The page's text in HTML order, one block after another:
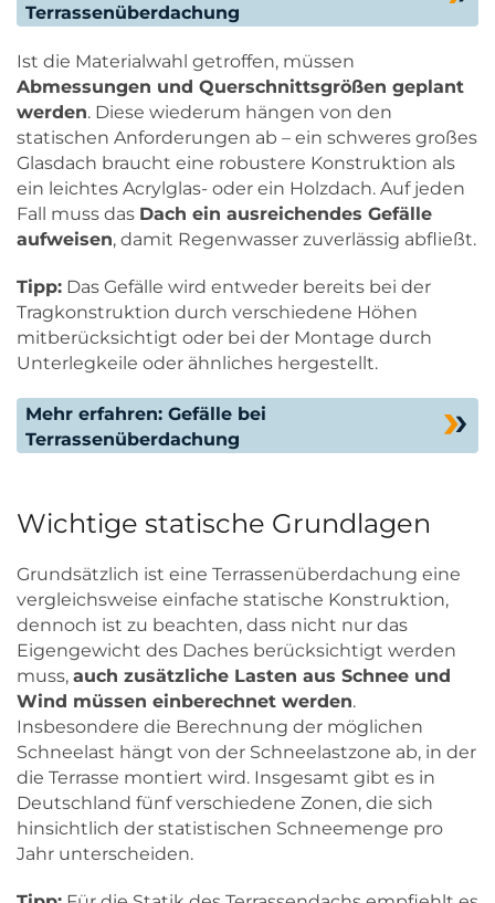
Terrassenüberdachung
Ist die Materialwahl getroffen, müssen
Abmessungen und Querschnittsgrößen geplant
werden. Diese wiederum hängen von den
statischen Anforderungen ab – ein schweres großes
Glasdach braucht eine robustere Konstruktion als
ein leichtes Acrylglas- oder ein Holzdach. Auf jeden
Fall muss das Dach ein ausreichendes Gefälle
aufweisen, damit Regenwasser zuverlässig abfließt.
Tipp: Das Gefälle wird entweder bereits bei der
Tragkonstruktion durch verschiedene Höhen
mitberücksichtigt oder bei der Montage durch
Unterlegkeile oder ähnliches hergestellt.
Mehr erfahren: Gefälle bei
Terrassenüberdachung
Wichtige statische Grundlagen
Grundsätzlich ist eine Terrassenüberdachung eine
vergleichsweise einfache statische Konstruktion,
dennoch ist zu beachten, dass nicht nur das
Eigengewicht des Daches berücksichtigt werden
muss, auch zusätzliche Lasten aus Schnee und
Wind müssen einberechnet werden.
Insbesondere die Berechnung der möglichen
Schneelast hängt von der Schneelastzone ab, in der
die Terrasse montiert wird. Insgesamt gibt es in
Deutschland fünf verschiedene Zonen, die sich
hinsichtlich der statistischen Schneemenge pro
Jahr unterscheiden.